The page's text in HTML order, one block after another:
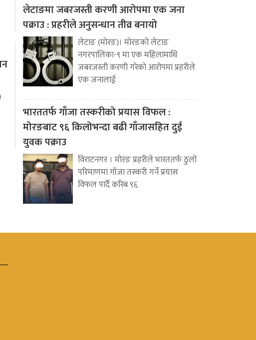
लेटाङमा जबरजस्ती करणी आरोपमा एक जना
पक्राउ : प्रहरीले अनुसन्धान तीव्र बनायो
लेटाङ (मोरङ)। मोरङको लेटाङ
नगरपालिका-९ मा एक महिलामाथि
जबरजस्ती करणी गरेको आरोपमा प्रहरीले
एक जनालाई
भारततर्फ गाँजा तस्करीको प्रयास विफल :
मोरङबाट ९६ किलोभन्दा बढी गाँजासहित दुई
युवक पक्राउ
विराटनगर । मोरङ प्रहरीले भारततर्फ ठुलो
परिमाणमा गाँजा तस्करी गर्ने प्रयास
विफल पार्दै करिब ९६